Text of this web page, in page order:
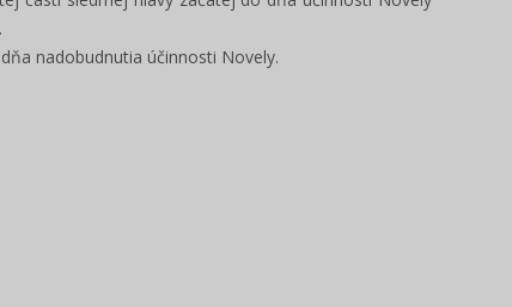
nadobudnutia účinnosti Novely.